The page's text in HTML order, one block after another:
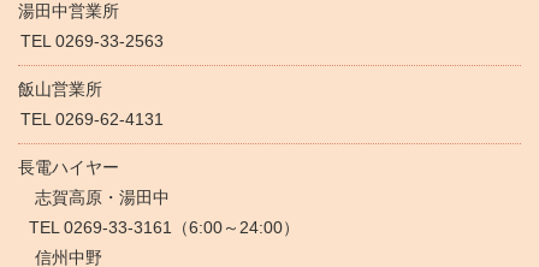
湯田中営業所
TEL 0269-33-2563
飯山営業所
TEL 0269-62-4131
長電ハイヤー
志賀高原・湯田中
TEL 0269-33-3161（6:00～24:00）
信州中野